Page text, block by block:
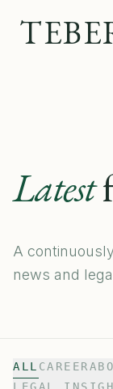
Latest
A
news and
ALL CAREER